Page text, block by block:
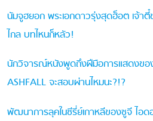
นัมจูฮยอก พระเอกดาวรุ่งสุดฮ็อต เจ้า
ไกล บทไหนก็หลัว!
นักวิจารณ์หนังพูดถึงฝีมือการแสดงขอ
ASHFALL จะสอบผ่านไหมนะ?!?
พัฒนาการลุคในซีรี่ย์เกาหลีของซูจี ไอ